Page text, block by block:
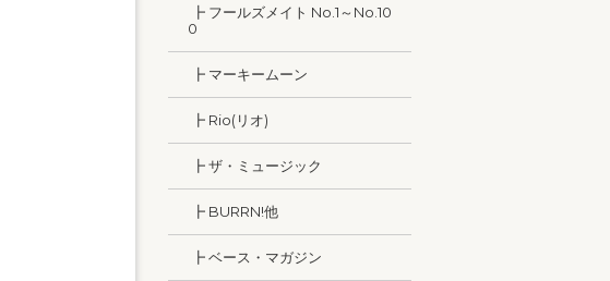
┣ フールズメイト No.1～No.10
0
┣ マーキームーン
┣ Rio(リオ)
┣ ザ・ミュージック
┣ BURRN!他
┣ ベース・マガジン